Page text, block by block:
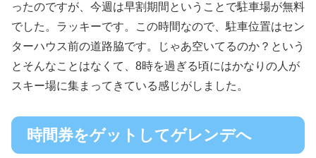
ったのですが、今週は早割期間ということで駐車場が無料
でした。ラッキーです。この時間なので、駐車位置はセン
ターハウス前の道路脇です。じゃあ空いてるのか？という
とそんなことはなくて、8時を過ぎる頃にはかなりの人が
スキー場に集まってきている感じがしました。
時間券をゲットしてゲレンデへ